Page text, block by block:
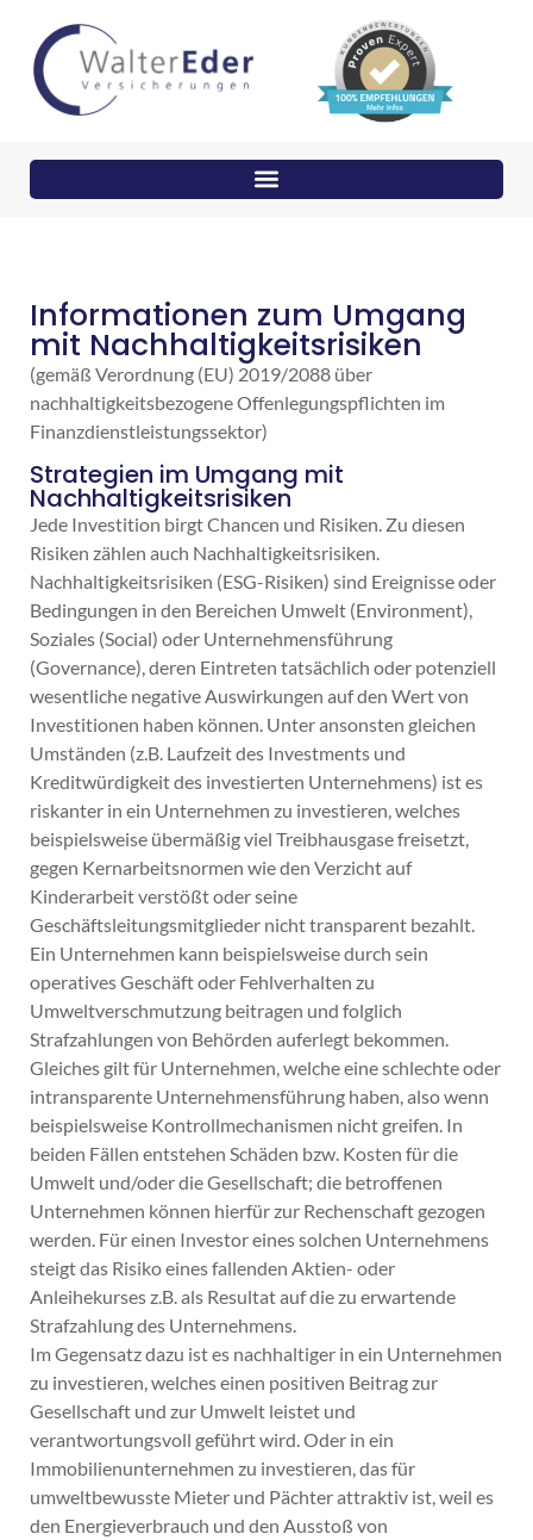
Informationen zum Umgang
mit Nachhaltigkeitsrisiken
(gemäß Verordnung (EU) 2019/2088 über
nachhaltigkeitsbezogene Offenlegungspflichten im
Finanzdienstleistungssektor)
Strategien im Umgang mit
Nachhaltigkeitsrisiken
Jede Investition birgt Chancen und Risiken. Zu diesen
Risiken zählen auch Nachhaltigkeitsrisiken.
Nachhaltigkeitsrisiken (ESG-Risiken) sind Ereignisse oder
Bedingungen in den Bereichen Umwelt (Environment),
Soziales (Social) oder Unternehmensführung
(Governance), deren Eintreten tatsächlich oder potenziell
wesentliche negative Auswirkungen auf den Wert von
Investitionen haben können. Unter ansonsten gleichen
Umständen (z.B. Laufzeit des Investments und
Kreditwürdigkeit des investierten Unternehmens) ist es
riskanter in ein Unternehmen zu investieren, welches
beispielsweise übermäßig viel Treibhausgase freisetzt,
gegen Kernarbeitsnormen wie den Verzicht auf
Kinderarbeit verstößt oder seine
Geschäftsleitungsmitglieder nicht transparent bezahlt.
Ein Unternehmen kann beispielsweise durch sein
operatives Geschäft oder Fehlverhalten zu
Umweltverschmutzung beitragen und folglich
Strafzahlungen von Behörden auferlegt bekommen.
Gleiches gilt für Unternehmen, welche eine schlechte oder
intransparente Unternehmensführung haben, also wenn
beispielsweise Kontrollmechanismen nicht greifen. In
beiden Fällen entstehen Schäden bzw. Kosten für die
Umwelt und/oder die Gesellschaft; die betroffenen
Unternehmen können hierfür zur Rechenschaft gezogen
werden. Für einen Investor eines solchen Unternehmens
steigt das Risiko eines fallenden Aktien- oder
Anleihekurses z.B. als Resultat auf die zu erwartende
Strafzahlung des Unternehmens.
Im Gegensatz dazu ist es nachhaltiger in ein Unternehmen
zu investieren, welches einen positiven Beitrag zur
Gesellschaft und zur Umwelt leistet und
verantwortungsvoll geführt wird. Oder in ein
Immobilienunternehmen zu investieren, das für
umweltbewusste Mieter und Pächter attraktiv ist, weil es
den Energieverbrauch und den Ausstoß von